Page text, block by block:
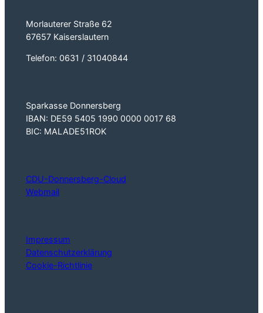
Morlauterer Straße 62
67657 Kaiserslautern
Telefon: 0631 / 31040844
Sparkasse Donnersberg
IBAN: DE59 5405 1990 0000 0017 68
BIC: MALADE51ROK
CDU-Donnersberg-Cloud
Webmail
Impressum
Datenschutzerklärung
Cookie-Richtlinie